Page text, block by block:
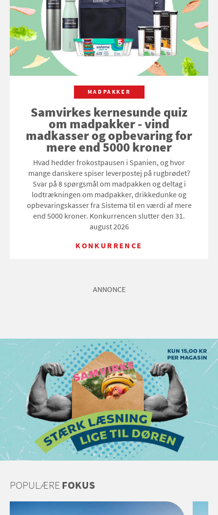
MADPAKKER
Samvirkes kernesunde quiz
om madpakker - vind
madkasser og opbevaring for
mere end 5000 kroner
Hvad hedder frokostpausen i Spanien, og hvor
mange danskere spiser leverpostej på rugbrødet?
Svar på 8 spørgsmål om madpakken og deltag i
lodtrækningen om madpakker, drikkedunke og
opbevaringskasser fra Sistema til en værdi af mere
end 5000 kroner. Konkurrencen slutter den 31.
august 2026
KONKURRENCE
ANNONCE
POPULÆREFOKUS